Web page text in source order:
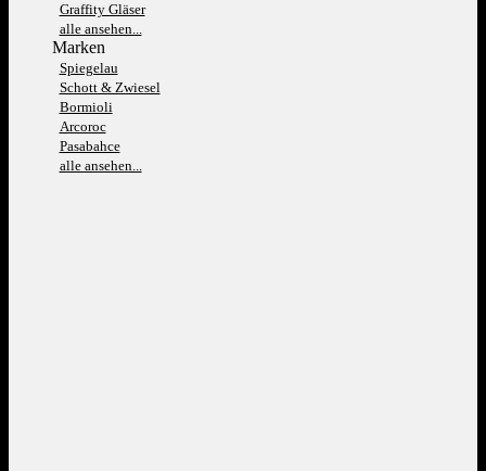
Graffity Gläser
alle ansehen...
Marken
Spiegelau
Schott & Zwiesel
Bormioli
Arcoroc
Pasabahce
alle ansehen...